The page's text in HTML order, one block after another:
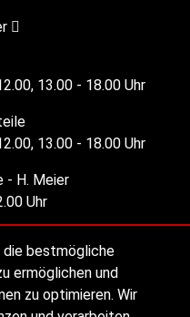
die bestmögliche
ermöglichen und
zu optimieren. Wir
13.00 - 18.00 Uhr
13.00 - 18.00 Uhr
- H. Meier
Uhr